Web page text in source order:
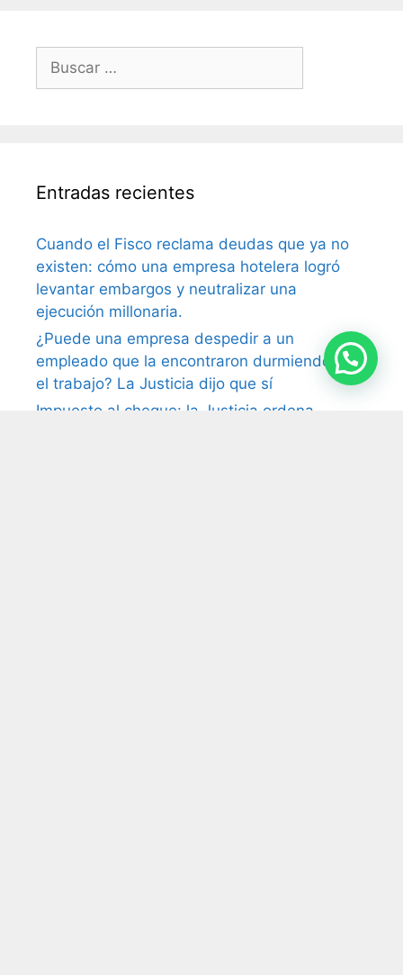
Entradas recientes
Cuando el Fisco reclama deudas que ya no
existen: cómo una empresa hotelera logró
levantar embargos y neutralizar una
ejecución millonaria.
¿Puede una empresa despedir a un
empleado que la encontraron durmiendo en
el trabajo? La Justicia dijo que sí
Impuesto al cheque: la Justicia ordena